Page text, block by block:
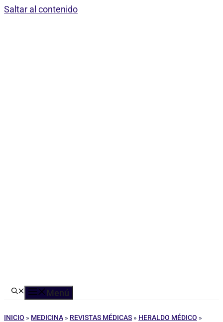
Saltar al contenido
Menú
INICIO » MEDICINA » REVISTAS MÉDICAS » HERALDO MÉDICO »